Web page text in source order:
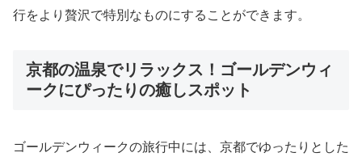
行をより贅沢で特別なものにすることができます。
京都の温泉でリラックス！ゴールデンウィ
ークにぴったりの癒しスポット
ゴールデンウィークの旅行中には、京都でゆったりとした